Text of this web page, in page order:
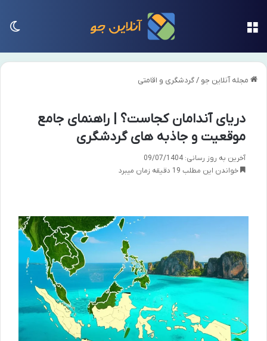
مجله آنلاین جو /گردشگری و اقامتی
دریای آندامان کجاست؟ | راهنمای جامع
موقعیت و جاذبه های گردشگری
آخرین به روز رسانی: 09/07/1404
خواندن این مطلب 19 دقیقه زمان میبرد